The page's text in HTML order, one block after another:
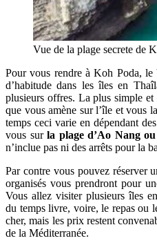
Vue de la plage secrete de
Pour vous rendre à Koh Poda, le
d’habitude dans les îles en
plusieurs offres. La plus simple et
que vous amène sur l’île et vous
temps ceci varie en dépendant
vous sur la plage d’Ao Nang
n’inclue pas ni des arrêts pour la
Par contre vous pouvez réserver
organisés vous prendront pour
Vous allez visiter plusieurs îles
du temps livre, voire, le repas ou
cher, mais les prix restent
de la Méditerranée.